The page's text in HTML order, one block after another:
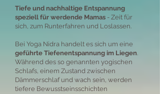
Tiefe und nachhaltige Entspannung
speziell für werdende Mamas - Zeit für
sich, zum Runterfahren und Loslassen.
Bei Yoga Nidra handelt es sich um eine
geführte Tiefenentspannung im Liegen.
Während des so genannten yogischen
Schlafs, einem Zustand zwischen
Dämmerschlaf und wach sein, werden
tiefere Bewusstseinsschichten